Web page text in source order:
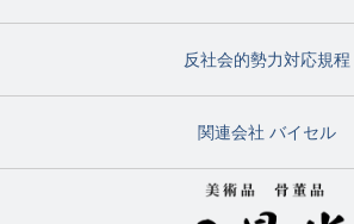
反社会的勢力対応規程
関連会社 バイセル